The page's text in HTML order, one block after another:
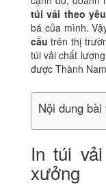
túi vải theo
bá của mình.
cầu trên thị
túi vải chất
được Thành
Nội dung bài
In túi
xưởng